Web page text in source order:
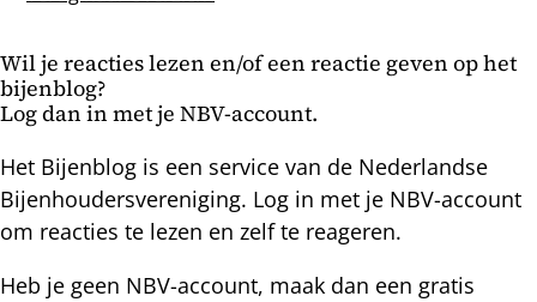
en
stijgt
bij
hoge
mijtbesmetting
Wil je reacties lezen en/of een reactie geven op het
bijenblog?
Log dan in met je NBV-account.
Het Bijenblog is een service van de Nederlandse
Bijenhoudersvereniging. Log in met je NBV-account
om reacties te lezen en zelf te reageren.
Heb je geen NBV-account, maak dan een gratis